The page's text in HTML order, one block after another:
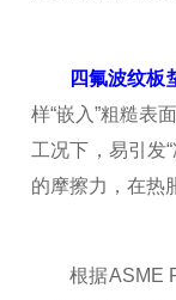
四氟波纹板
样“嵌入”粗糙表
工况下，易引发
的摩擦力，在热
根据ASME